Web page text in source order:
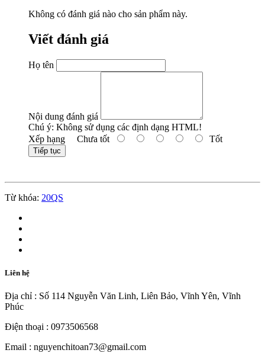
Không có đánh giá nào cho sản phẩm này.
Viết đánh giá
Họ tên
Nội dung đánh giá
Chú ý: Không sử dụng các định dạng HTML!
Xếp hạng Chưa tốt Tốt
Tiếp tục
Từ khóa: 20QS
Liên hệ
Địa chỉ : Số 114 Nguyễn Văn Linh, Liên Bảo, Vĩnh Yên, Vĩnh
Phúc
Điện thoại : 0973506568
Email : nguyenchitoan73@gmail.com